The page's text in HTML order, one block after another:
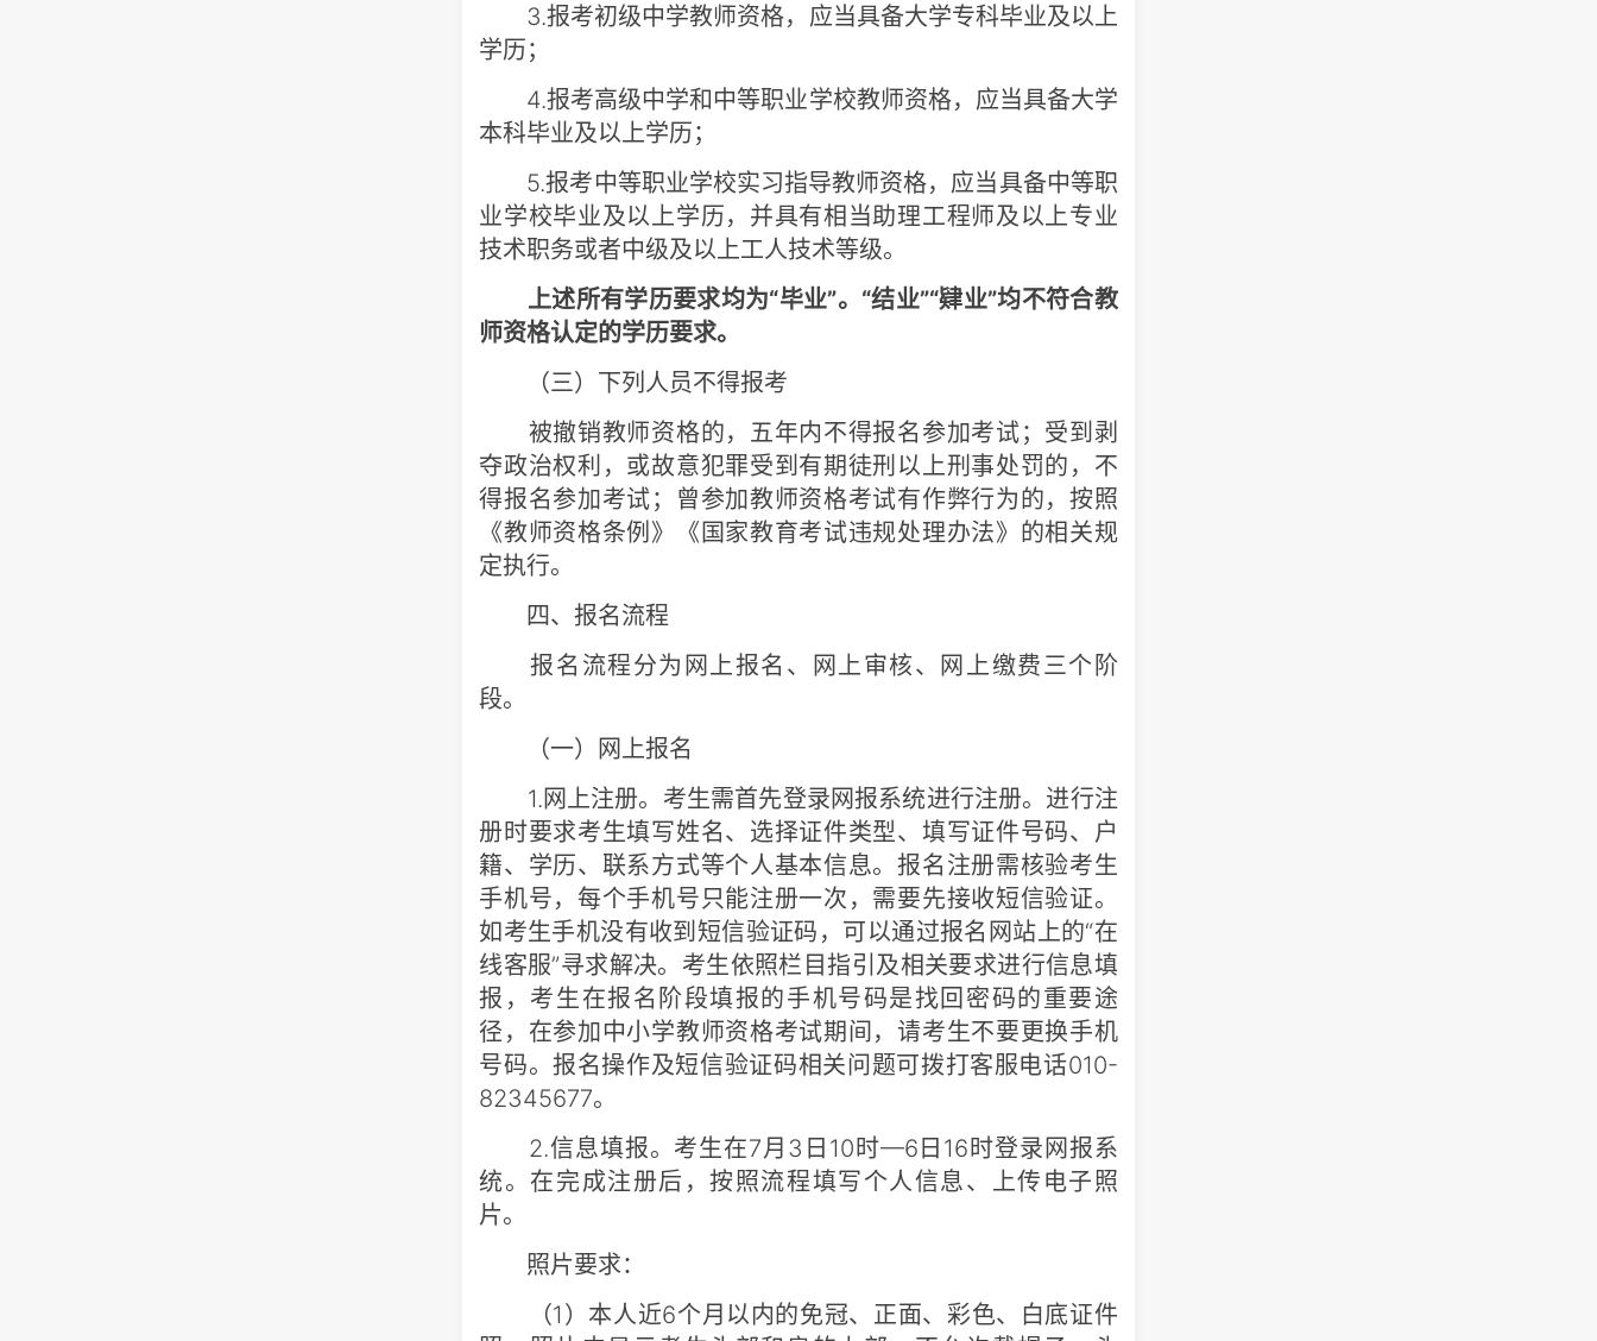
3.报考初级中学教师资格，应当具备大学专科毕业及以上
学历；
4.报考高级中学和中等职业学校教师资格，应当具备大学
本科毕业及以上学历；
5.报考中等职业学校实习指导教师资格，应当具备中等职
业学校毕业及以上学历，并具有相当助理工程师及以上专业
技术职务或者中级及以上工人技术等级。
上述所有学历要求均为“毕业”。“结业”“肄业”均不符合教
师资格认定的学历要求。
（三）下列人员不得报考
被撤销教师资格的，五年内不得报名参加考试；受到剥
夺政治权利，或故意犯罪受到有期徒刑以上刑事处罚的，不
得报名参加考试；曾参加教师资格考试有作弊行为的，按照
《教师资格条例》《国家教育考试违规处理办法》的相关规
定执行。
四、报名流程
报名流程分为网上报名、网上审核、网上缴费三个阶
段。
（一）网上报名
1.网上注册。考生需首先登录网报系统进行注册。进行注
册时要求考生填写姓名、选择证件类型、填写证件号码、户
籍、学历、联系方式等个人基本信息。报名注册需核验考生
手机号，每个手机号只能注册一次，需要先接收短信验证。
如考生手机没有收到短信验证码，可以通过报名网站上的“在
线客服”寻求解决。考生依照栏目指引及相关要求进行信息填
报，考生在报名阶段填报的手机号码是找回密码的重要途
径，在参加中小学教师资格考试期间，请考生不要更换手机
号码。报名操作及短信验证码相关问题可拨打客服电话010-
82345677。
2.信息填报。考生在7月3日10时—6日16时登录网报系
统。在完成注册后，按照流程填写个人信息、上传电子照
片。
照片要求：
（1）本人近6个月以内的免冠、正面、彩色、白底证件